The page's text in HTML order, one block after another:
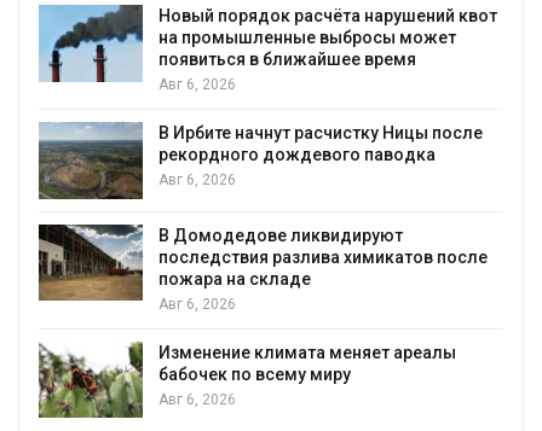
порядок расчёта нарушений квот
выбросы может
в ближайшее время
2026
начнут расчистку Ницы после
дождевого паводка
ликвидируют
разлива химикатов после
на складе
2026
климата меняет ареалы
по всему миру
2026
В Кении
для
пределы